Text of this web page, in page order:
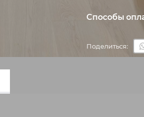
Способы
Поделиться: